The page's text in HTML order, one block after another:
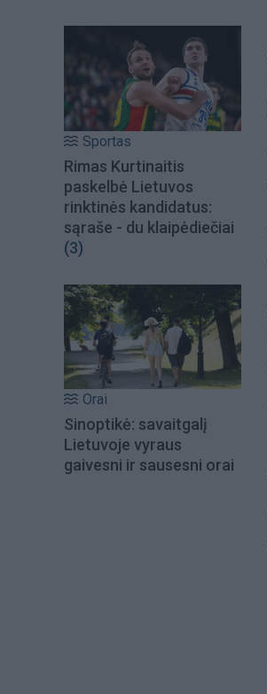
Sportas
Rimas Kurtinaitis
paskelbė Lietuvos
rinktinės kandidatus:
sąraše - du klaipėdiečiai
(3)
Orai
Sinoptikė: savaitgalį
Lietuvoje vyraus
gaivesni ir sausesni orai